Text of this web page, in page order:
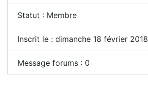
Statut : Membre
Inscrit le : dimanche 18 février 2018
Message forums : 0